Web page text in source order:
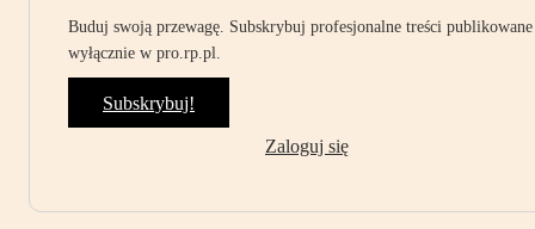
Buduj swoją przewagę. Subskrybuj profesjonalne treści publikowane
wyłącznie w pro.rp.pl.
Subskrybuj!
Zaloguj się